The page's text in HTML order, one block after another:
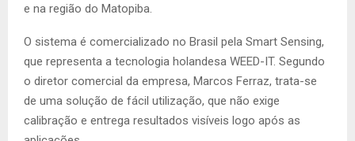
e na região do Matopiba.
O sistema é comercializado no Brasil pela Smart Sensing,
que representa a tecnologia holandesa WEED-IT. Segundo
o diretor comercial da empresa, Marcos Ferraz, trata-se
de uma solução de fácil utilização, que não exige
calibração e entrega resultados visíveis logo após as